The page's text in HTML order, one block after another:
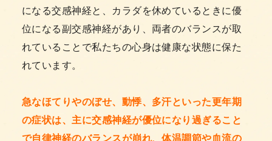
になる交感神経と、カラダを休めているときに優
位になる副交感神経があり、両者のバランスが取
れていることで私たちの心身は健康な状態に保た
れています。
急なほてりやのぼせ、動悸、多汗といった更年期
の症状は、主に交感神経が優位になり過ぎること
で自律神経のバランスが崩れ、体温調節や血流の